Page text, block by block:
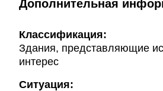
Дополнительная
Классификация:
Здания, представляющие
интерес
Ситуация: